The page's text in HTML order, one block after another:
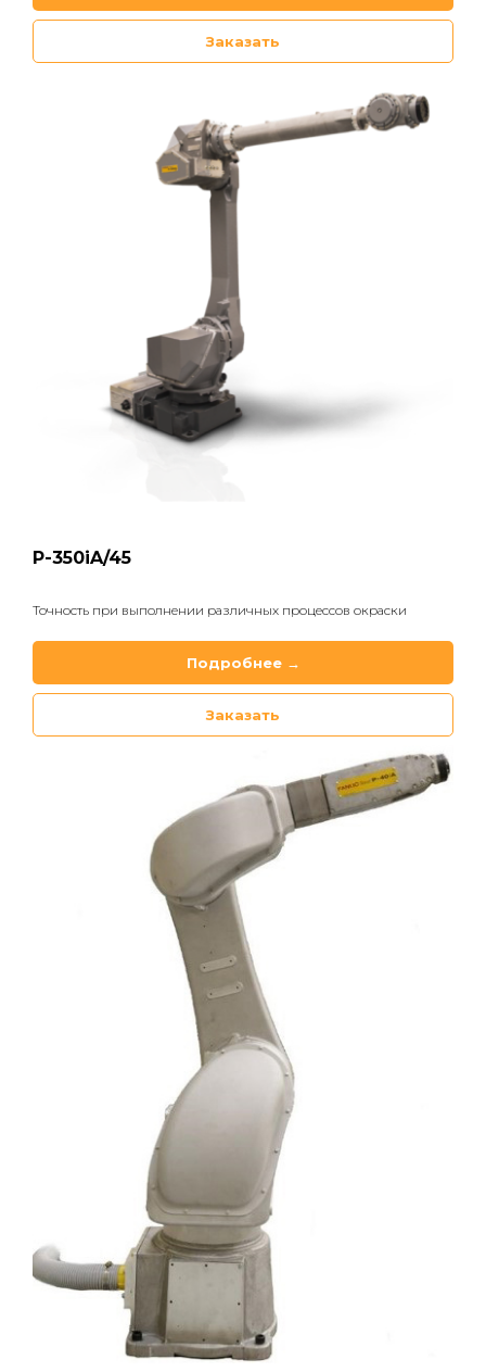
Заказать
P-350iA/45
Точность при выполнении различных процессов окраски
Подробнее →
Заказать